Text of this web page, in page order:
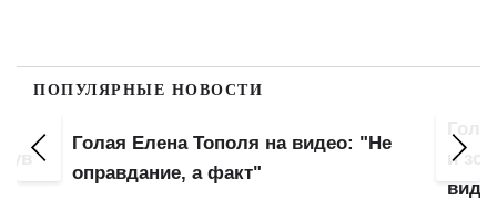
ПОПУЛЯРНЫЕ НОВОСТИ
Голая Елена Тополя на видео: "Не
оправдание, а факт"
и